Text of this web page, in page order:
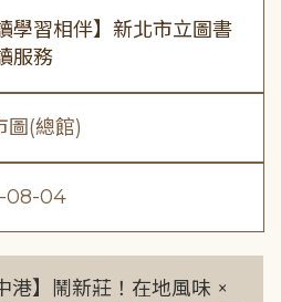
學習相伴】新北市立圖書
服務
圖(總館)
08-04
港】鬧新莊！在地風味 ×